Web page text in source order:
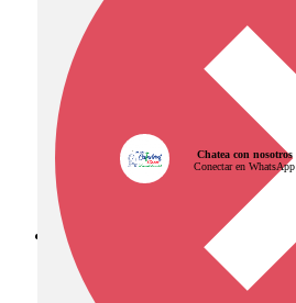
Diócesis de Zipaquirá
Chatea con nosotros
Conectar en WhatsApp